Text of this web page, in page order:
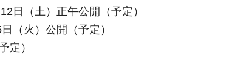
日（土）正午公開（予定）
（火）公開（予定）
定）